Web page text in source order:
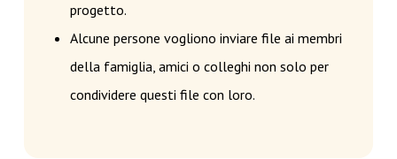
progetto.
Alcune persone vogliono inviare file ai membri
della famiglia, amici o colleghi non solo per
condividere questi file con loro.